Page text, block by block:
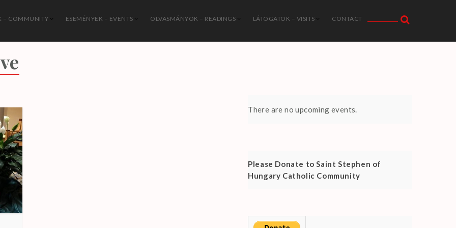
Katolikus Közösség
– COMMUNITY ESEMÉNYEK – EVENTS OLVASMÁNYOK – READINGS LÁTOGATOK – VISITS CONTACT
There are no upcoming events.
Please Donate to Saint Stephen of
Hungary Catholic Community